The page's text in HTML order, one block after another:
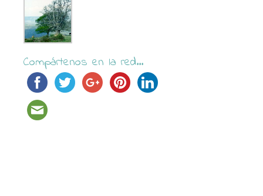
Compártenos en la red...